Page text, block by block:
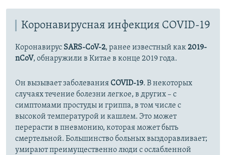
Коронавирусная инфекция COVID-19
Коронавирус SARS-CoV-2, ранее известный как2019-
nCoV, обнаружили в Китае в конце 2019 года.
Он вызывает заболеванияCOVID-19. В некоторых
случаях течение болезни легкое, в других – с
симптомами простуды и гриппа, в том числе с
высокой температурой и кашлем. Это может
перерасти в пневмонию, которая может быть
смертельной. Большинство больных выздоравливает;
умирают преимущественно люди с ослабленной